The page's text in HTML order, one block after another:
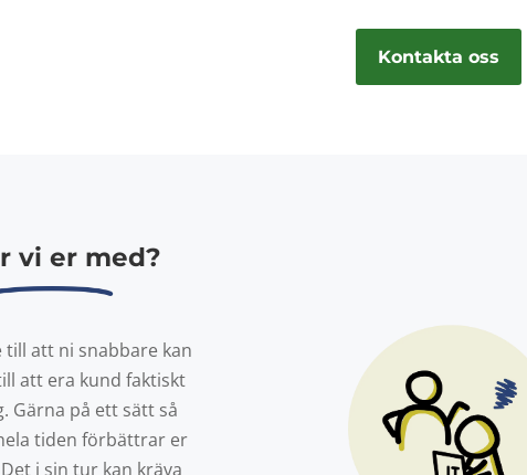
Kontakta oss
vi er med?
till att ni snabbare kan
att era kund faktiskt
Gärna på ett sätt så
tiden förbättrar er
i sin tur kan kräva